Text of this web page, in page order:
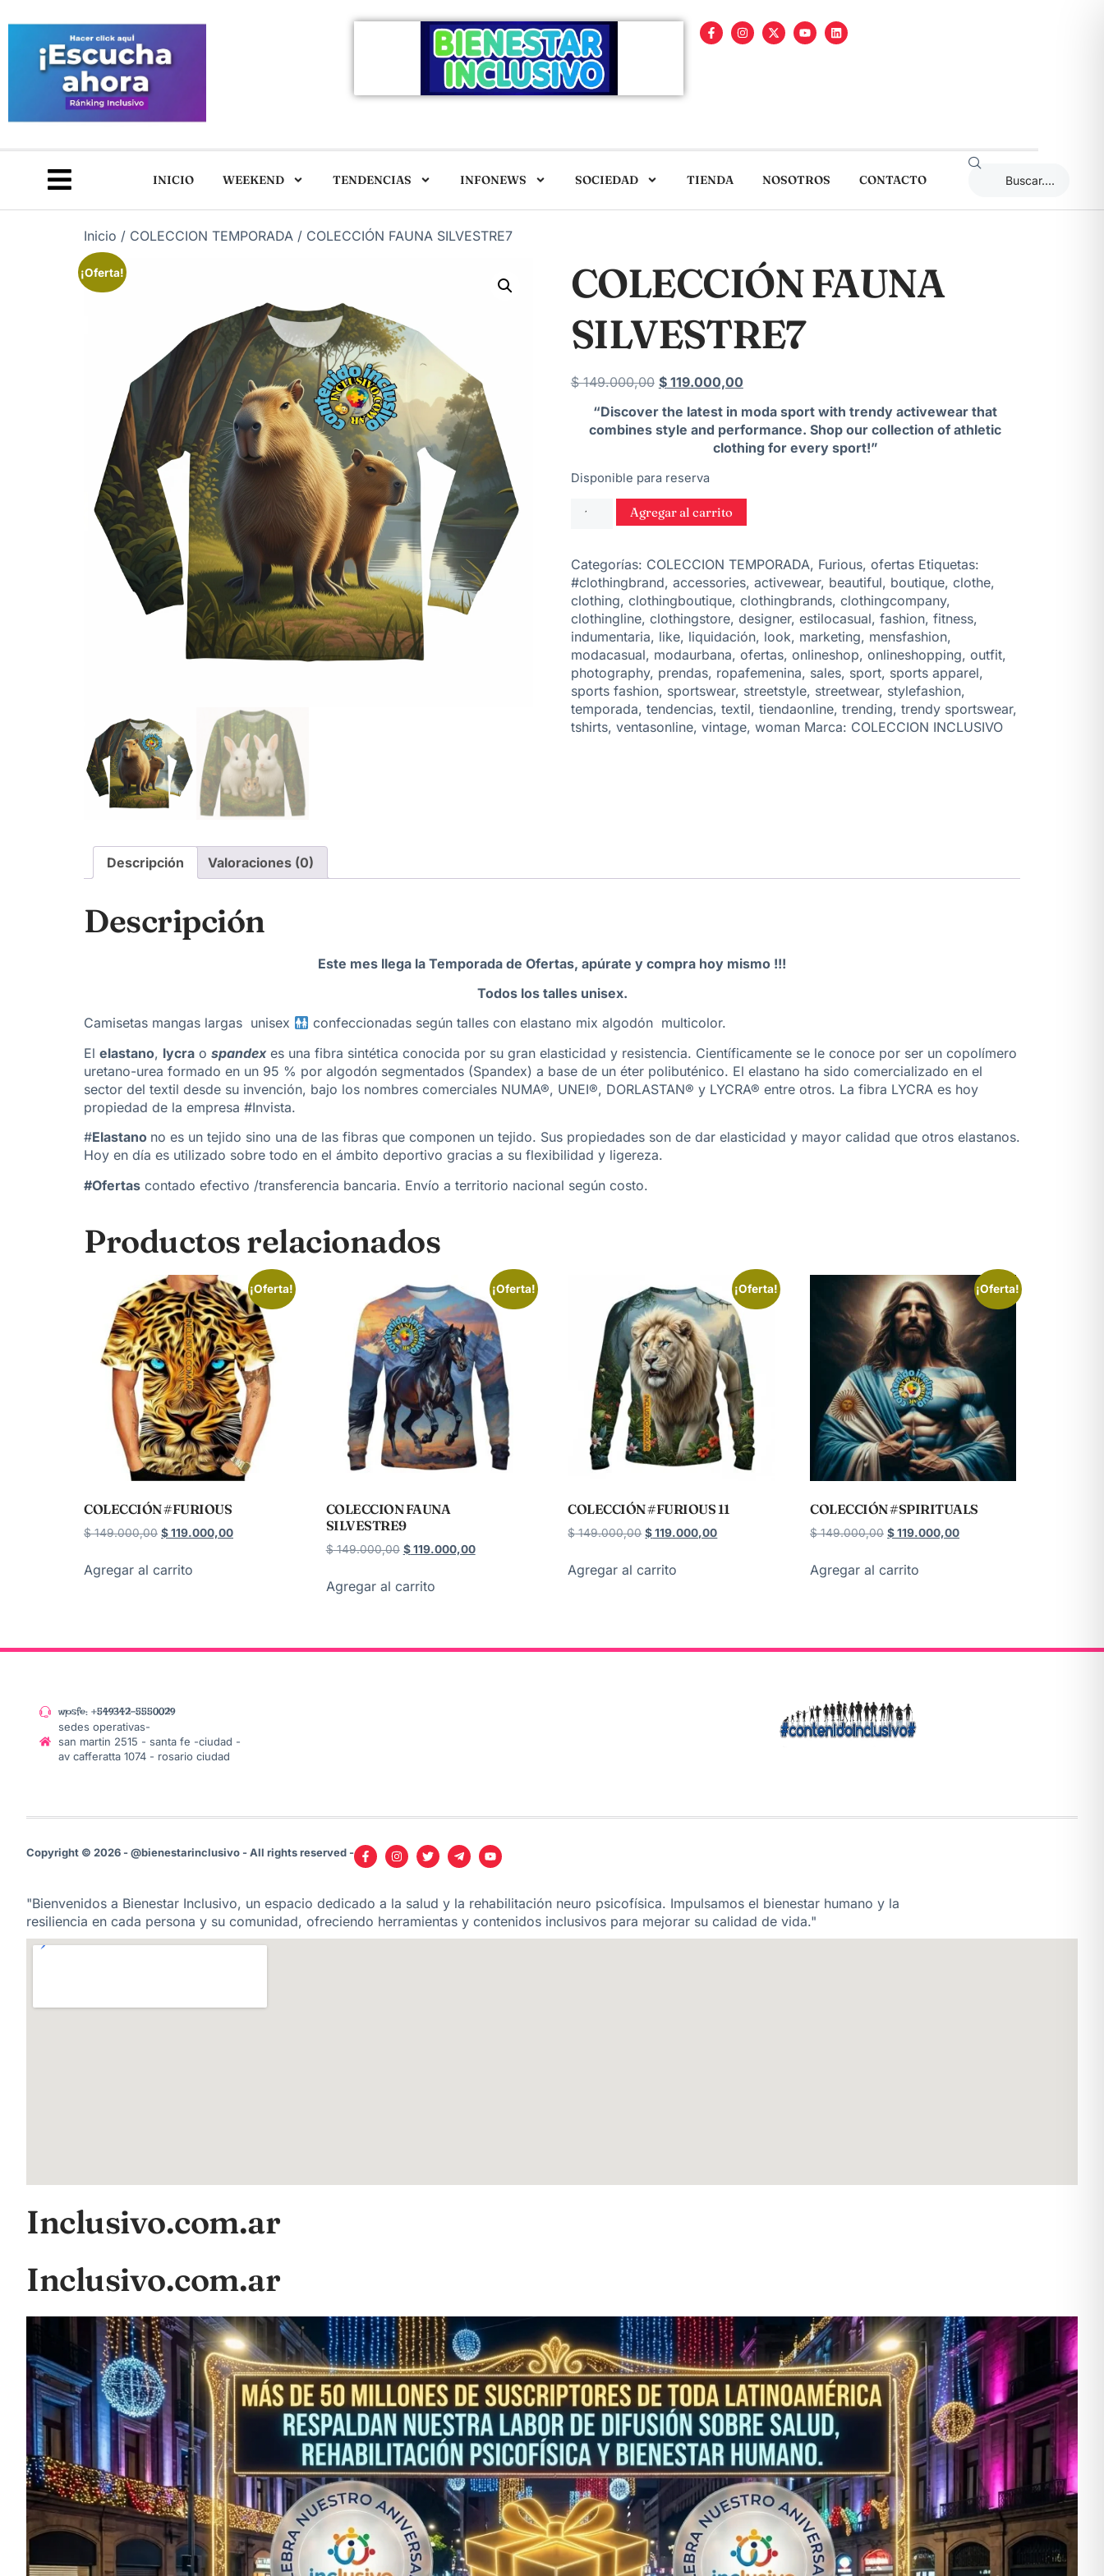
INICIO WEEKEND TENDENCIAS INFONEWS SOCIEDAD TIENDA NOSOTROS CONTACTO
Inicio / COLECCION TEMPORADA / COLECCIÓN FAUNA SILVESTRE7
¡Oferta!
COLECCIÓN FAUNA
SILVESTRE7
$149.000,00 $119.000,00
“Discover the latest in moda sport with trendy activewear that
combines style and performance. Shop our collection of athletic
clothing for every sport!”
Disponible para reserva
Agregar al carrito
Categorías: COLECCION TEMPORADA, Furious, ofertas Etiquetas:
#clothingbrand, accessories, activewear, beautiful, boutique, clothe,
clothing, clothingboutique, clothingbrands, clothingcompany,
clothingline, clothingstore, designer, estilocasual, fashion, fitness,
indumentaria, like, liquidación, look, marketing, mensfashion,
modacasual, modaurbana, ofertas, onlineshop, onlineshopping, outfit,
photography, prendas, ropafemenina, sales, sport, sports apparel,
sports fashion, sportswear, streetstyle, streetwear, stylefashion,
temporada, tendencias, textil, tiendaonline, trending, trendy sportswear,
tshirts, ventasonline, vintage, woman Marca: COLECCION INCLUSIVO
Descripción Valoraciones (0)
Descripción
Este mes llega la Temporada de Ofertas, apúrate y compra hoy mismo !!!
Todos los talles unisex.
Camisetas mangas largas unisex
confeccionadas según talles con elastano mix algodón multicolor.
El elastano, lycra o spandexes una fibra sintética conocida por su gran elasticidad y resistencia. Científicamente se le conoce por ser un copolímero
uretano-urea formado en un 95 % por algodón segmentados (Spandex) a base de un éter polibuténico. El elastano ha sido comercializado en el
sector del textil desde su invención, bajo los nombres comerciales NUMA®, UNEI®, DORLASTAN® y LYCRA® entre otros. La fibra LYCRA es hoy
propiedad de la empresa #Invista.
#Elastano no es un tejido sino una de las fibras que componen un tejido. Sus propiedades son de dar elasticidad y mayor calidad que otros elastanos.
Hoy en día es utilizado sobre todo en el ámbito deportivo gracias a su flexibilidad y ligereza.
#Ofertas contado efectivo /transferencia bancaria. Envío a territorio nacional según costo.
Productos relacionados
¡Oferta!
COLECCIÓN #FURIOUS
$149.000,00 $119.000,00
Agregar al carrito
¡Oferta!
COLECCION FAUNA
SILVESTRE9
$149.000,00 $119.000,00
Agregar al carrito
¡Oferta!
COLECCIÓN #FURIOUS 11
$149.000,00 $119.000,00
Agregar al carrito
¡Oferta!
COLECCIÓN #SPIRITUALS
$149.000,00 $119.000,00
Agregar al carrito
wpsfe: +549342-5550029
sedes operativas-
san martin 2515 - santa fe -ciudad -
av cafferatta 1074 - rosario ciudad
Copyright © 2026 - @bienestarinclusivo - All rights reserved -
"Bienvenidos a Bienestar Inclusivo, un espacio dedicado a la salud y la rehabilitación neuro psicofísica. Impulsamos el bienestar humano y la
resiliencia en cada persona y su comunidad, ofreciendo herramientas y contenidos inclusivos para mejorar su calidad de vida."
Inclusivo.com.ar
Inclusivo.com.ar